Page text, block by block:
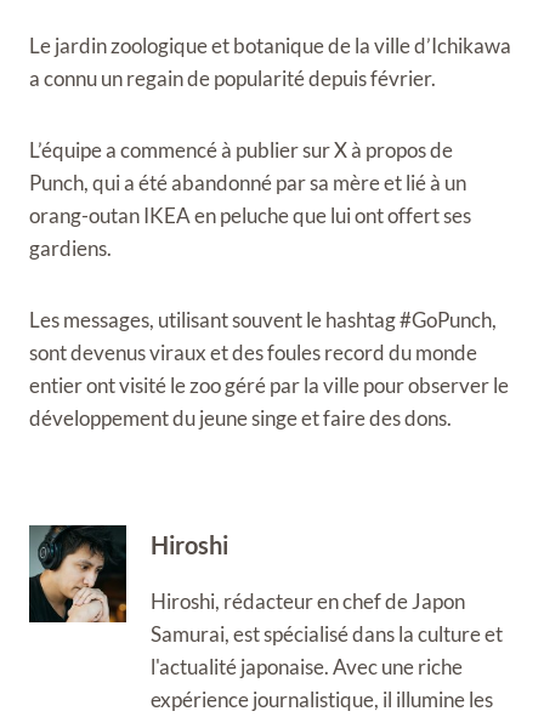
Le jardin zoologique et botanique de la ville d’Ichikawa
a connu un regain de popularité depuis février.
L’équipe a commencé à publier sur X à propos de
Punch, qui a été abandonné par sa mère et lié à un
orang-outan IKEA en peluche que lui ont offert ses
gardiens.
Les messages, utilisant souvent le hashtag #GoPunch,
sont devenus viraux et des foules record du monde
entier ont visité le zoo géré par la ville pour observer le
développement du jeune singe et faire des dons.
Hiroshi
Hiroshi, rédacteur en chef de Japon
Samurai, est spécialisé dans la culture et
l'actualité japonaise. Avec une riche
expérience journalistique, il illumine les